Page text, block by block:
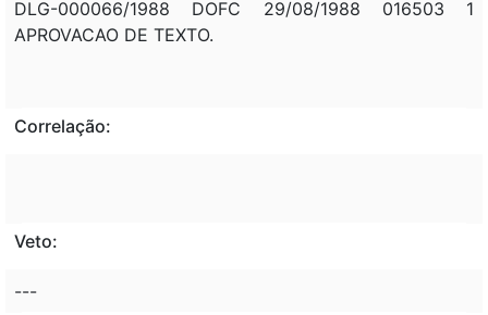
DLG-000066/1988 DOFC 29/08/1988 016503 1
APROVACAO DE TEXTO.
Correlação:
Veto:
---